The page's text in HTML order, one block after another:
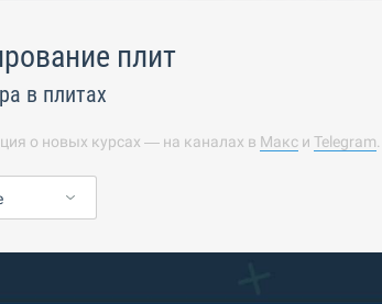
плит
в плитах
о новых курсах — на каналах в Макс и Telegram